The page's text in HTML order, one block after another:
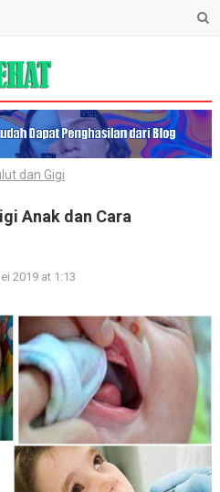
dan Gigi
Anak dan Cara
2019 at 1:13